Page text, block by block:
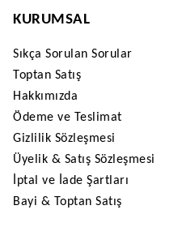
KURUMSAL
Sıkça Sorulan Sorular
Toptan Satış
Hakkımızda
Ödeme ve Teslimat
Gizlilik Sözleşmesi
Üyelik & Satış Sözleşmesi
İptal ve İade Şartları
Bayi & Toptan Satış